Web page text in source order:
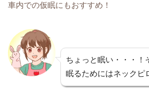
車内での仮眠にもおすすめ！
ちょっと眠い・・・！
眠るためにはネックピ